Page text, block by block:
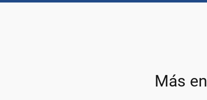
Más en